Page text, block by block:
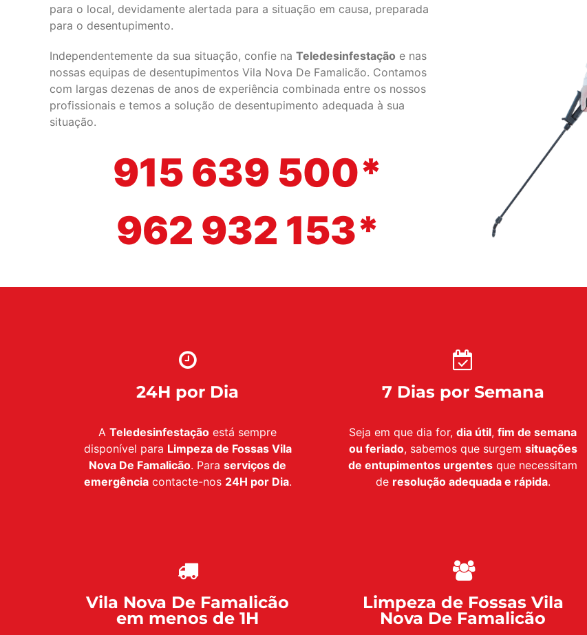
para o local, devidamente alertada para a situação em causa, preparada
para o desentupimento.
Independentemente da sua situação, confie na Teledesinfestação e nas
nossas equipas de desentupimentos Vila Nova De Famalicão. Contamos
com largas dezenas de anos de experiência combinada entre os nossos
profissionais e temos a solução de desentupimento adequada à sua
situação.
915 639 500*
962 932 153*
24H por Dia
A Teledesinfestação está sempre
disponível para Limpeza de Fossas Vila
Nova De Famalicão. Para serviços de
emergênciacontacte-nos 24H por Dia.
7 Dias por Semana
Seja em que dia for, dia útil, fim de semana
ou feriado, sabemos que surgem situações
de entupimentos urgentes que necessitam
de resolução adequada e rápida.
Vila Nova De Famalicão
em menos de 1H
Limpeza de Fossas Vila
Nova De Famalicão